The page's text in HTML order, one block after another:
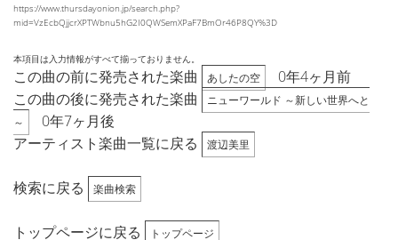
https://www.thursdayonion.jp/search.php?
mid=VzEcbQjjcrXPTWbnu5hG2I0QWSemXPaF7BmOr46P8QY%3D
本項目は入力情報がすべて揃っておりません。
この曲の前に発売された楽曲 あしたの空
0年4ヶ月前
この曲の後に発売された楽曲
ニューワールド ～新しい世界へと
～
0年7ヶ月後
アーティスト楽曲一覧に戻る
渡辺美里
検索に戻る 楽曲検索
トップページに戻る トップページ